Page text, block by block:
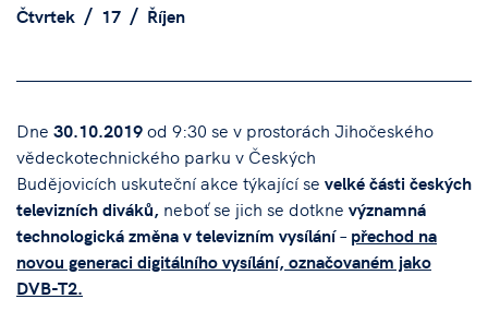
Čtvrtek 17 Říjen
Dne 30.10.2019od 9:30 se v prostorách Jihočeského
vědeckotechnického parku v Českých
Budějovicích uskuteční akce týkající se velké části českých
televizních diváků, neboť se jich se dotkne významná
technologická změna v televizním vysílání–přechod na
novou generaci digitálního vysílání, označovaném jako
DVB-T2.